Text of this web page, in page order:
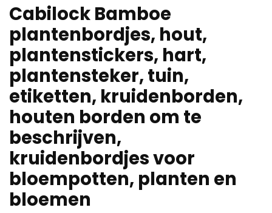
Cabilock Bamboe
plantenbordjes, hout,
plantenstickers, hart,
plantensteker, tuin,
etiketten, kruidenborden,
houten borden om te
beschrijven,
kruidenbordjes voor
bloempotten, planten en
bloemen